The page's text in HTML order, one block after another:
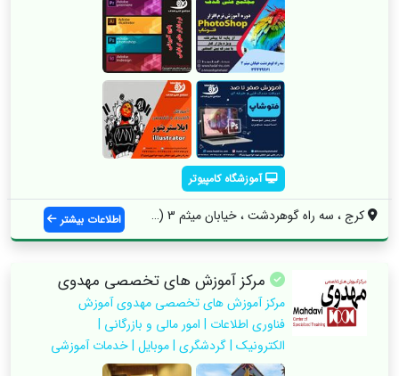
آموزشگاه کامپیوتر
کرج ، سه راه گوهردشت ، خیابان میثم 3 (شه... اطلاعات بیشتر
مرکز آموزش های تخصصی مهدوی
مرکز آموزش های تخصصی مهدوی آموزش
فناوري اطلاعات | امور مالي و بازرگاني |
الکترونيک | گردشگري | موبايل | خدمات آموزشي